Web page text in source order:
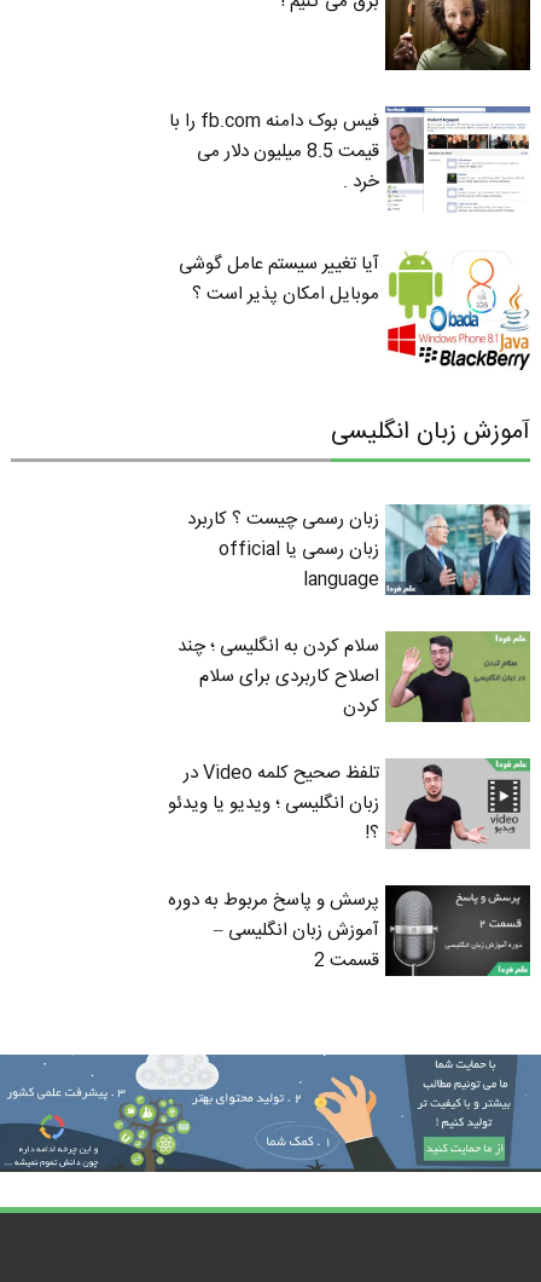
فیس بوک دامنه fb.com را با
قیمت 8.5 میلیون دلار می
خرد .
آیا تغییر سیستم عامل گوشی
موبایل امکان پذیر است ؟
آموزش زبان انگلیسی
زبان رسمی چیست ؟ کاربرد
زبان رسمی یا official
language
سلام کردن به انگلیسی ؛ چند
اصلاح کاربردی برای سلام
کردن
تلفظ صحیح کلمه Video در
زبان انگلیسی ؛ ویدیو یا ویدئو
؟!
پرسش و پاسخ مربوط به دوره
آموزش زبان انگلیسی –
قسمت 2